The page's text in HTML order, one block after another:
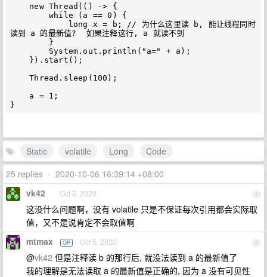
        while (a == 0) {
读到 a 的最新值?  如果注释这行, a 就读不到
    Thread.sleep(100);
Static volatile Long
Code
25 replies • 2020-10-06 16:39:14 +08:00
1
vk42 Oct 5, 2020
这没什么问题啊，没有 volatile 只是不保证每次引用都会实际取
值，又不是说肯定不会取值啊
2
mtmax OP Oct 5, 2020
@vk42 但是注释读 b 的那行后, 就没法读到 a 的最新值了
我的理解是无法读取 a 的最新值是正确的, 因为 a 没有可见性